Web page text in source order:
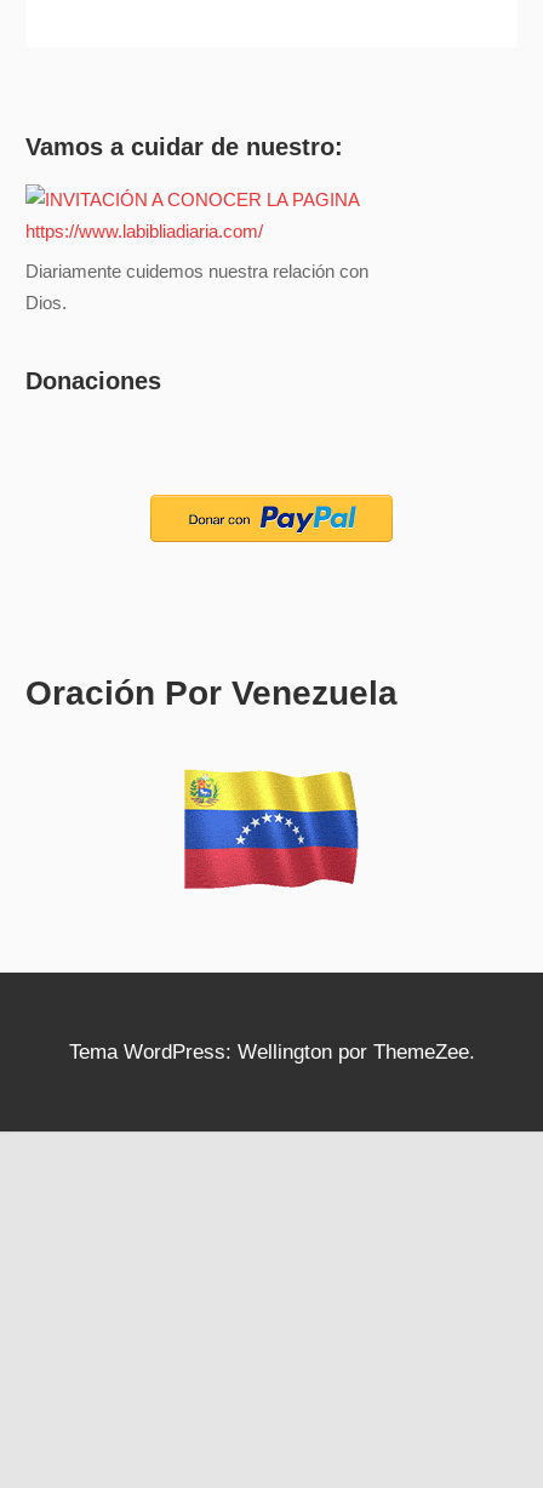
Vamos a cuidar de nuestro:
Diariamente cuidemos nuestra relación con
Dios.
Donaciones
Oración Por Venezuela
Tema WordPress: Wellington por ThemeZee.